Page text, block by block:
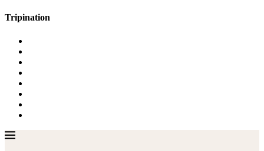
Tripination